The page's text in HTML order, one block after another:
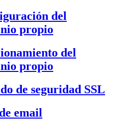
del
propio
del
propio
de seguridad SSL
email